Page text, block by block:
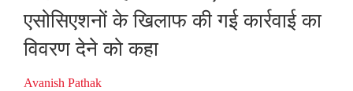
एसोसिएशनों के खिलाफ की गई कार्रवाई का
विवरण देने को कहा
Avanish Pathak